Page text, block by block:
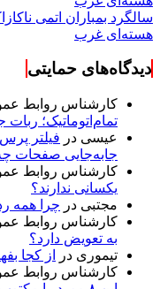
سالگرد بمباران اتمی
هسته‌ای غرب
دیدگاه‌های حمایتی
کارشناس روابط
تمام‌اتوماتیک؛
عیسی در فیلتر پرس
جابه‌جایی صفحات
کارشناس روابط
یکسانی ندارند؟
مجتبی در چرا همه
کارشناس روابط
به تعویض دارد؟
تیموری در
از کجا
کارشناس روابط